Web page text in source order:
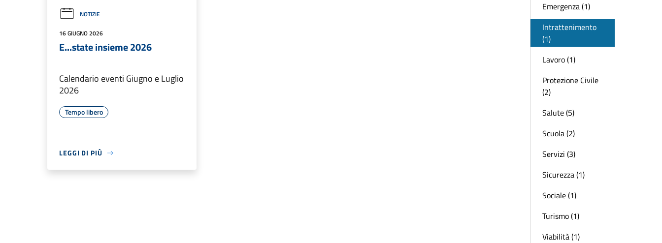
NOTIZIE
16 GIUGNO 2026
E...state insieme 2026
Calendario eventi Giugno e Luglio
2026
Tempo libero
LEGGI DI PIÙ
Emergenza (1)
Intrattenimento
(1)
Lavoro (1)
Protezione Civile
(2)
Salute (5)
Scuola (2)
Servizi (3)
Sicurezza (1)
Sociale (1)
Turismo (1)
Viabilità (1)